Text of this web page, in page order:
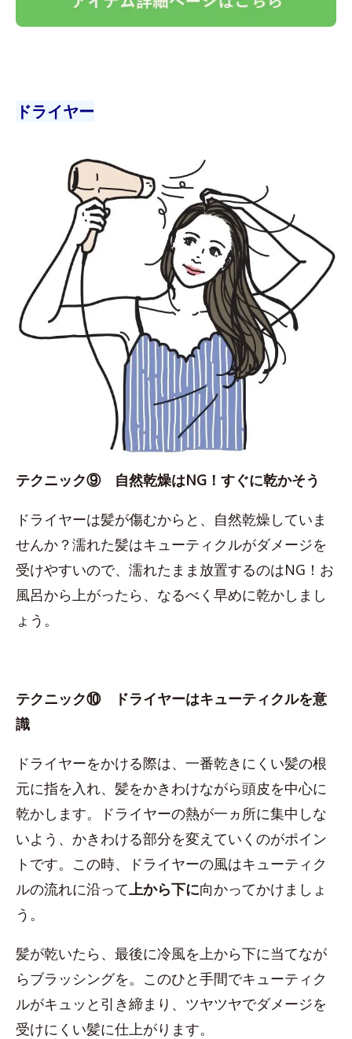
ドライヤー
テクニック⑨ 自然乾燥はNG！すぐに乾かそう
ドライヤーは髪が傷むからと、自然乾燥していま
せんか？濡れた髪はキューティクルがダメージを
受けやすいので、濡れたまま放置するのはNG！お
風呂から上がったら、なるべく早めに乾かしまし
ょう。
テクニック⑩ ドライヤーはキューティクルを意
識
ドライヤーをかける際は、一番乾きにくい髪の根
元に指を入れ、髪をかきわけながら頭皮を中心に
乾かします。ドライヤーの熱が一ヵ所に集中しな
いよう、かきわける部分を変えていくのがポイン
トです。この時、ドライヤーの風はキューティク
ルの流れに沿って上から下に向かってかけましょ
う。
髪が乾いたら、最後に冷風を上から下に当てなが
らブラッシングを。このひと手間でキューティク
ルがキュッと引き締まり、ツヤツヤでダメージを
受けにくい髪に仕上がります。